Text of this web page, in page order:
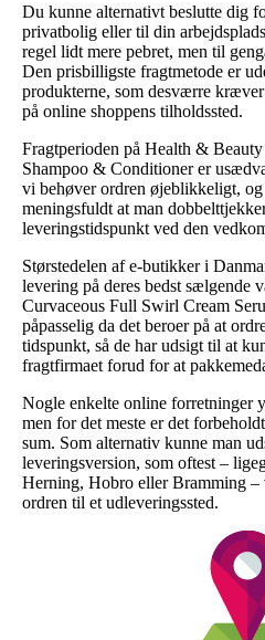
Du kunne alternativt beslutte dig
privatbolig eller til din
regel lidt mere pebret, men til
Den prisbilligste fragtmetode er
produkterne, som desværre
på online shoppens tilholdssted.
Fragtperioden på Health &
Shampoo & Conditioner er
vi behøver ordren øjeblikkeligt,
meningsfuldt at man
leveringstidspunkt ved den
Størstedelen af e-butikker i
levering på deres bedst sælgende
Curvaceous Full Swirl Cream
påpasselig da det beroer på at
tidspunkt, så de har udsigt til at
fragtfirmaet forud for at
Nogle enkelte online forretninger
men for det meste er det
sum. Som alternativ kunne man
leveringsversion, som oftest –
Herning, Hobro eller Bramming
ordren til et udleveringssted.